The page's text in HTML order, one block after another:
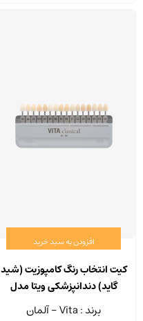
افزودن به سبد خرید
کیت انتخاب رنگ کامپوزیت (شید
گاید) دندانپزشکی ویتا مدل
Classical برند : Vita - آلمان